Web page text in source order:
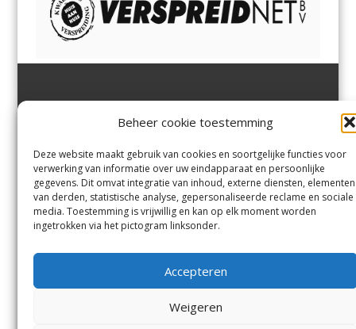
Beheer cookie toestemming
Deze website maakt gebruik van cookies en soortgelijke functies voor
verwerking van informatie over uw eindapparaat en persoonlijke
gegevens. Dit omvat integratie van inhoud, externe diensten, elementen
van derden, statistische analyse, gepersonaliseerde reclame en sociale
media. Toestemming is vrijwillig en kan op elk moment worden
ingetrokken via het pictogram linksonder.
Accepteren
Weigeren
Margadantstraat 34
0255-533900
info@jutter.nlofinfo@hofgee
st.nl
Velserbroek,Velsen-Zuid,
Zuid,Driehuisen
Spaarnwoude.
Contact
Andere uitgaven
Voorwaarden